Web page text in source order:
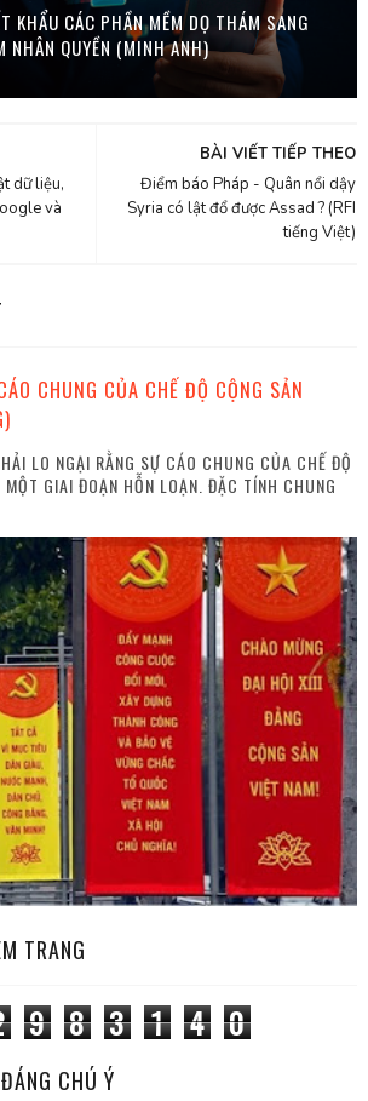
KHẨU CÁC PHẦN MỀM DỌ THÁM SANG
NHÂN QUYỀN (MINH ANH)
BÀI VIẾT TIẾP THEO
Điểm báo Pháp - Quân nổi dậy
Syria có lật đổ được Assad ? (RFI
tiếng Việt)
dữ liệu,
và
CHUNG CỦA CHẾ ĐỘ CỘNG SẢN
LO NGẠI RẰNG SỰ CÁO CHUNG CỦA CHẾ ĐỘ
GIAI ĐOẠN HỖN LOẠN. ĐẶC TÍNH CHUNG
TRANG
9 8 3 1 4 0
CHÚ Ý